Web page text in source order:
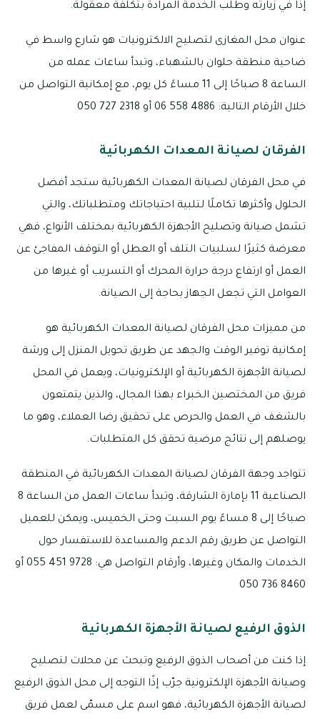
إذًا في زيارته وطلب الخدمة المرادة بتكلفة معقولة.
عنوان محل المغازى لتصليح الالكترونيات هو شارع واسط في
ضاحية منطقة حلوان بالشهباء، وتبدأ ساعات عمله من
الساعة 8 صباحًا إلى 11 مساءً كل يوم، مع إمكانية التواصل من
خلال الأرقام التالية: 4886 558 06 أو 2318 727 050
الفرقان لصيانة المعدات الكهربائية
في محل الفرقان لصيانة المعدات الكهربائية ستجد أفضل
الحلول وأكثرها تكاملًا لتلبية احتياجاتك ومتطلباتك، والتي
تشمل صيانة وتصليح الأجهزة الكهربائية بمختلف الأنواع، فهي
معرضة كثيرًا لسلبيات التلف أو العطل أو التوقف المفاجئ عن
العمل أو ارتفاع درجة حرارة المحرك أو التسريب أو غيرها من
العوامل التي تجعل الجهاز بحاجة إلى الصيانة.
من مميزات محل الفرقان لصيانة المعدات الكهربائية هو
إمكانية توفير الوقت والجهد عن طريق تحويل المنزل إلى ورشة
لصيانة الأجهزة الكهربائية أو الإلكترونيات، ويعمل في المحل
فريق من المختصين الخبراء بهذا المجال، والذين يتمتعون
بالشغف في العمل والحرص على تحقيق رضا العملاء، وهو ما
يوصلهم إلى نتائج مرضية تحقق كل المتطلبات.
تتواجد وجهة الفرقان لصيانة المعدات الكهربائية في المنطقة
الصناعية 11 بإمارة الشارقة، وتبدأ ساعات العمل من الساعة 8
صباحًا إلى 8 مساءً يوم السبت وحتى الخميس، ويمكن للعميل
التواصل عن طريق رقم الدعم والمساعدة للاستفسار حول
الخدمات والمكان وغيرها، وأرقام التواصل هي: 9728 451 055 أو
8460 736 050
الذوق الرفيع لصيانة الأجهزة الكهربائية
إذا كنت من أصحاب الذوق الرفيع وتبحث عن محلات لتصليح
وصيانة الأجهزة الإلكترونية جرّب إذًا التوجه إلى محل الذوق الرفيع
لصيانة الأجهزة الكهربائية، فهو اسم على مسمّى لعمل فريق